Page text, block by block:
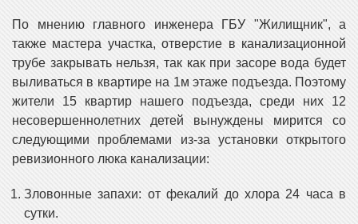
По мнению главного инженера ГБУ "Жилищник", а
также мастера участка, отверстие в канализационной
трубе закрывать нельзя, так как при засоре вода будет
выливаться в квартире на 1м этаже подъезда. Поэтому
жители 15 квартир нашего подъезда, среди них 12
несовершеннолетних детей вынуждены мирится со
следующими проблемами из-за установки открытого
ревизионного люка канализации:
Зловонные запахи: от фекалий до хлора 24 часа в
сутки.